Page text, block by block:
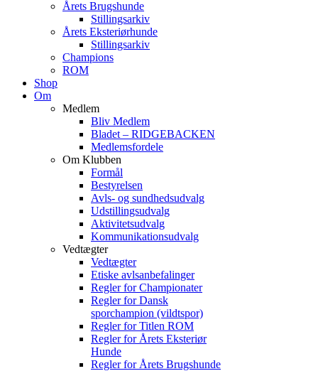
Årets Brugshunde
Stillingsarkiv
Årets Eksteriørhunde
Stillingsarkiv
Champions
ROM
Shop
Om
Medlem
Bliv Medlem
Bladet – RIDGEBACKEN
Medlemsfordele
Om Klubben
Formål
Bestyrelsen
Avls- og sundhedsudvalg
Udstillingsudvalg
Aktivitetsudvalg
Kommunikationsudvalg
Vedtægter
Vedtægter
Etiske avlsanbefalinger
Regler for Championater
Regler for Dansk
sporchampion (vildtspor)
Regler for Titlen ROM
Regler for Årets Eksteriør
Hunde
Regler for Årets Brugshunde